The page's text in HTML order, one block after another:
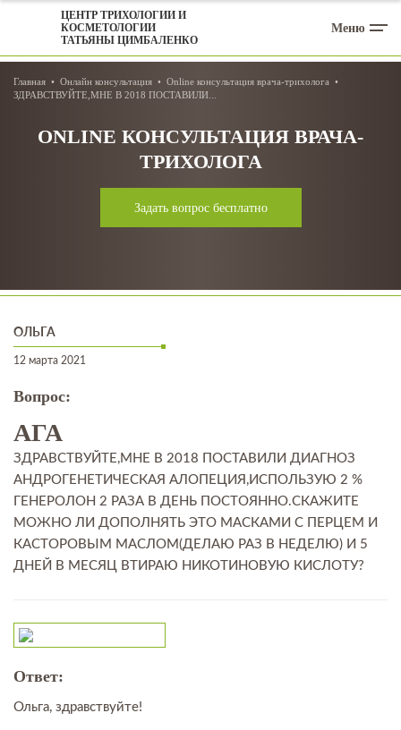
ЦЕНТР ТРИХОЛОГИИ И
КОСМЕТОЛОГИИ
ТАТЬЯНЫ ЦИМБАЛЕНКО
Меню
Главная Онлайн консультация
Online консультация врача-трихолога
ЗДРАВСТВУЙТЕ,МНЕ В 2018 ПОСТАВИЛИ...
ONLINE КОНСУЛЬТАЦИЯ ВРАЧА-
ТРИХОЛОГА
Задать вопрос бесплатно
ОЛЬГА
12 марта 2021
Вопрос:
АГА
ЗДРАВСТВУЙТЕ,МНЕ В 2018 ПОСТАВИЛИ ДИАГНОЗ
АНДРОГЕНЕТИЧЕСКАЯ АЛОПЕЦИЯ,ИСПОЛЬЗУЮ 2 %
ГЕНЕРОЛОН 2 РАЗА В ДЕНЬ ПОСТОЯННО.СКАЖИТЕ
МОЖНО ЛИ ДОПОЛНЯТЬ ЭТО МАСКАМИ С ПЕРЦЕМ И
КАСТОРОВЫМ МАСЛОМ(ДЕЛАЮ РАЗ В НЕДЕЛЮ) И 5
ДНЕЙ В МЕСЯЦ ВТИРАЮ НИКОТИНОВУЮ КИСЛОТУ?
Ответ:
Ольга, здравствуйте!